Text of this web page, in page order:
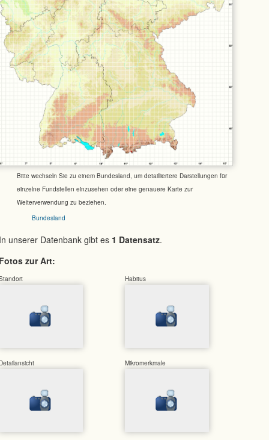
Bitte wechseln Sie zu einem Bundesland, um detailliertere Darstellungen für
einzelne Fundstellen einzusehen oder eine genauere Karte zur
Weiterverwendung zu beziehen.
Bundesland
unserer Datenbank gibt es 1 Datensatz.
zur Art:
Habitus
Mikromerkmale